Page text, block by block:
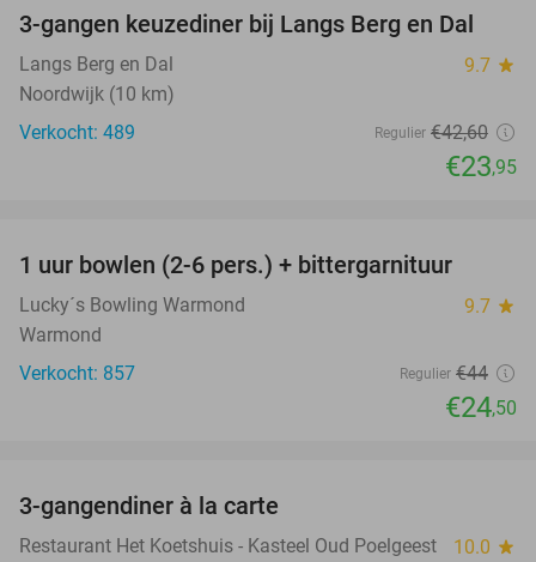
44%
3-gangen keuzediner bij Langs Berg en Dal
Langs Berg en Dal 9.7 star
Noordwijk (10 km)
Verkocht: 489
Regulier €42,60
€23,95
1 uur bowlen (2-6 pers.) + bittergarnituur
Lucky´s Bowling Warmond 9.7 star
Warmond
Verkocht: 857
Regulier €44
€24,50
3-gangendiner à la carte
Restaurant Het Koetshuis - Kasteel Oud Poelgeest 10.0 star